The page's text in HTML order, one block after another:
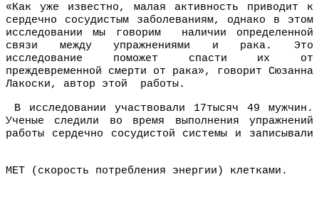
«Как уже известно, малая активность приводит к
сердечно сосудистым заболеваниям, однако в этом
исследовании мы говорим наличии определенной
связи между упражнениями и рака. Это
исследование поможет спасти их от
преждевременной смерти от рака», говорит Сюзанна
Лакоски, автор этой работы.
В исследовании участвовали 17тысяч 49 мужчин.
Ученые следили во время выполнения упражнений
работы сердечно сосудистой системы и записывали
МЕТ (скорость потребления энергии) клетками.